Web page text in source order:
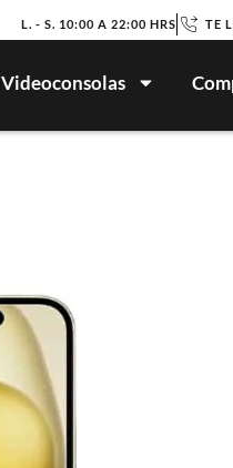
L. - S. 10:00 A 22:00 HRS TE
Videoconsolas